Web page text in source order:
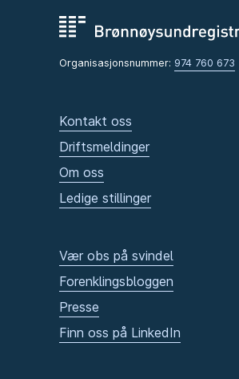
Organisasjonsnummer: 974 760 673
Kontakt oss
Driftsmeldinger
Om oss
Ledige stillinger
Vær obs på svindel
Forenklingsbloggen
Presse
Finn oss på LinkedIn